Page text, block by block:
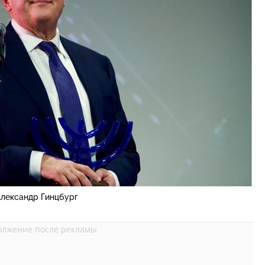
Гинцбург